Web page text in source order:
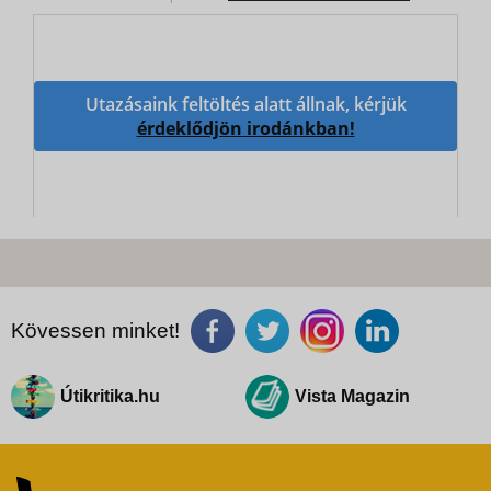
Utazásaink feltöltés alatt állnak, kérjük
érdeklődjön irodánkban!
Kövessen minket!
Útikritika.hu Vista Magazin